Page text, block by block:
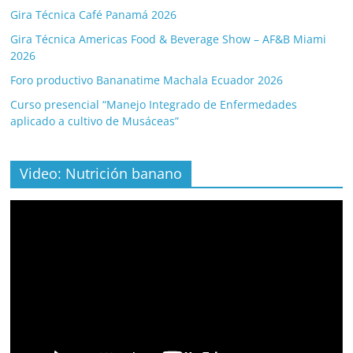
Gira Técnica Café Panamá 2026
Gira Técnica Americas Food & Beverage Show – AF&B Miami
2026
Foro productivo Bananatime Machala Ecuador 2026
Curso presencial “Manejo Integrado de Enfermedades
aplicado a cultivo de Musáceas”
Video: Nutrición banano